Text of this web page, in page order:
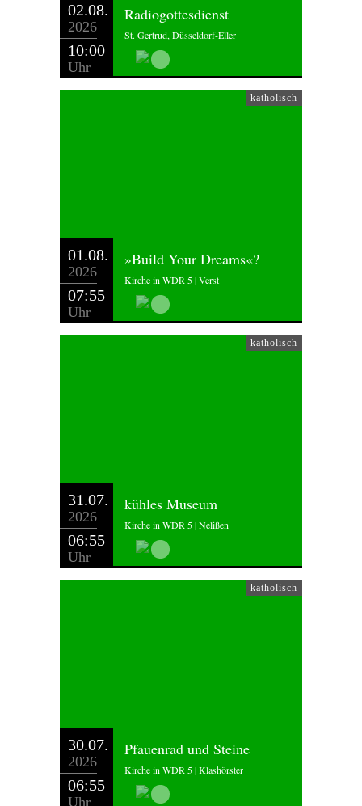
02.08.
2026
10:00
Uhr
Radiogottesdienst
St. Gertrud, Düsseldorf-Eller
katholisch
01.08.
2026
07:55
Uhr
»Build Your Dreams«?
Kirche in WDR 5 | Verst
katholisch
31.07.
2026
06:55
Uhr
kühles Museum
Kirche in WDR 5 | Nelißen
katholisch
30.07.
2026
06:55
Uhr
Pfauenrad und Steine
Kirche in WDR 5 | Klashörster